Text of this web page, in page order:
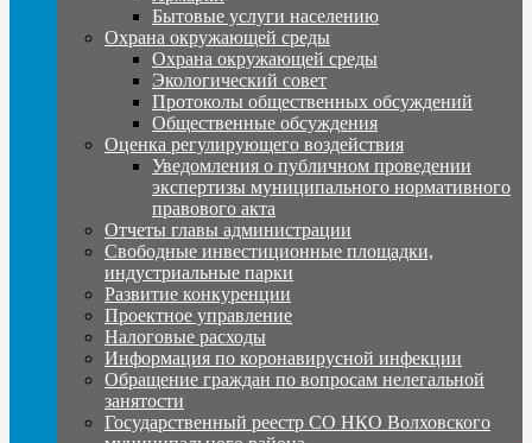
Бытовые услуги населению
Охрана окружающей среды
Охрана окружающей среды
Экологический совет
Протоколы общественных обсуждений
Общественные обсуждения
Оценка регулирующего воздействия
Уведомления о публичном проведении
экспертизы муниципального нормативного
правового акта
Отчеты главы администрации
Свободные инвестиционные площадки,
индустриальные парки
Развитие конкуренции
Проектное управление
Налоговые расходы
Информация по коронавирусной инфекции
Обращение граждан по вопросам нелегальной
занятости
Государственный реестр СО НКО Волховского